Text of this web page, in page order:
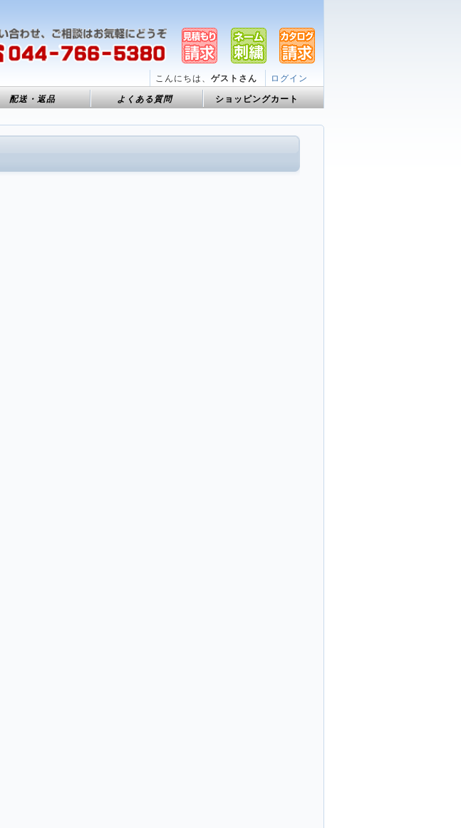
ログイン
こんにちは、 ゲストさん
配送・返品 よくある質問 ショッピングカート